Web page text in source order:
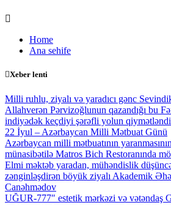
Skip
contentHome
Ana sehife
Xeber lenti
Milli ruhlu, ziyalı və yaradıcı gənc
Allahverən Pərvizoğlunun qazandığı bu
indiyədək keçdiyi şərəfli yolun
22 İyul – Azərbaycan Milli Mətbuat Günü
Azərbaycan milli mətbuatının
münasibətilə Matros Bich Restoranında
Elmi məktəb yaradan, mühəndislik
zənginləşdirən böyük ziyalı Akademik
Canəhmədov
UĞUR-777″ estetik mərkəzi və vətəndaş